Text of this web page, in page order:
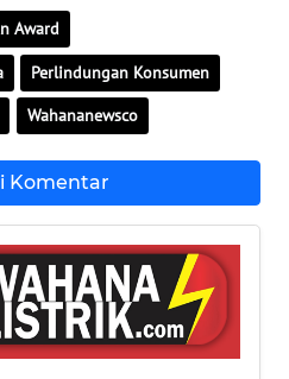
Award
Perlindungan Konsumen
Wahananewsco
Komentar